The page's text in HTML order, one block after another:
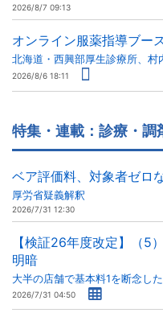
2026/8/7 09:13
オンライン服薬指導ブー
北海道・西興部厚生診療所、村
2026/8/6 18:11
特集・連載：診療・調
ベア評価料、対象者ゼロ
厚労省疑義解釈
2026/7/31 12:30
【検証26年度改定】（5
明暗
大半の店舗で基本料1を断念し
2026/7/31 04:50